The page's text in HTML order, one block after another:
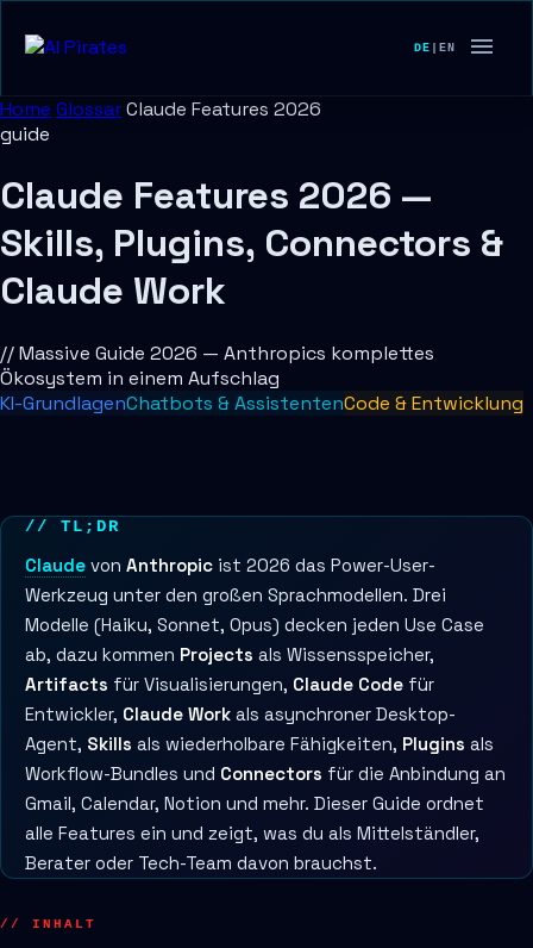
DE EN
Home GlossarClaude Features 2026
guide
Claude Features 2026 —
Skills, Plugins, Connectors &
Claude Work
// Massive Guide 2026 — Anthropics komplettes
Ökosystem in einem Aufschlag
KI-GrundlagenChatbots & AssistentenCode & Entwicklung
// TL;DR
Claude von Anthropic ist 2026 das Power-User-
Werkzeug unter den großen Sprachmodellen. Drei
Modelle (Haiku, Sonnet, Opus) decken jeden Use Case
ab, dazu kommen Projects als Wissensspeicher,
Artifacts für Visualisierungen, Claude Code für
Entwickler, Claude Work als asynchroner Desktop-
Agent, Skills als wiederholbare Fähigkeiten, Plugins als
Workflow-Bundles und Connectors für die Anbindung an
Gmail, Calendar, Notion und mehr. Dieser Guide ordnet
alle Features ein und zeigt, was du als Mittelständler,
Berater oder Tech-Team davon brauchst.
// INHALT